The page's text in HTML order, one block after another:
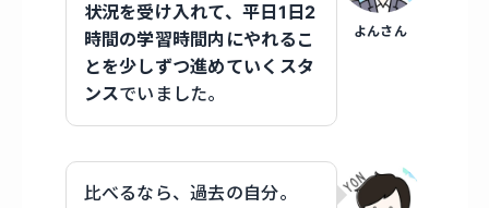
よんさん
状況を受け入れて、平日1日2
時間の学習時間内にやれるこ
とを少しずつ進めていくスタ
ンスでいました。
比べるなら、過去の自分。